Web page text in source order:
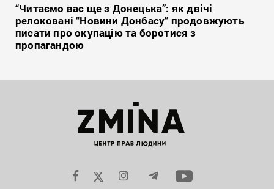
“Читаємо вас ще з Донецька”: як двічі
релоковані “Новини Донбасу” продовжують
писати про окупацію та боротися з
пропагандою